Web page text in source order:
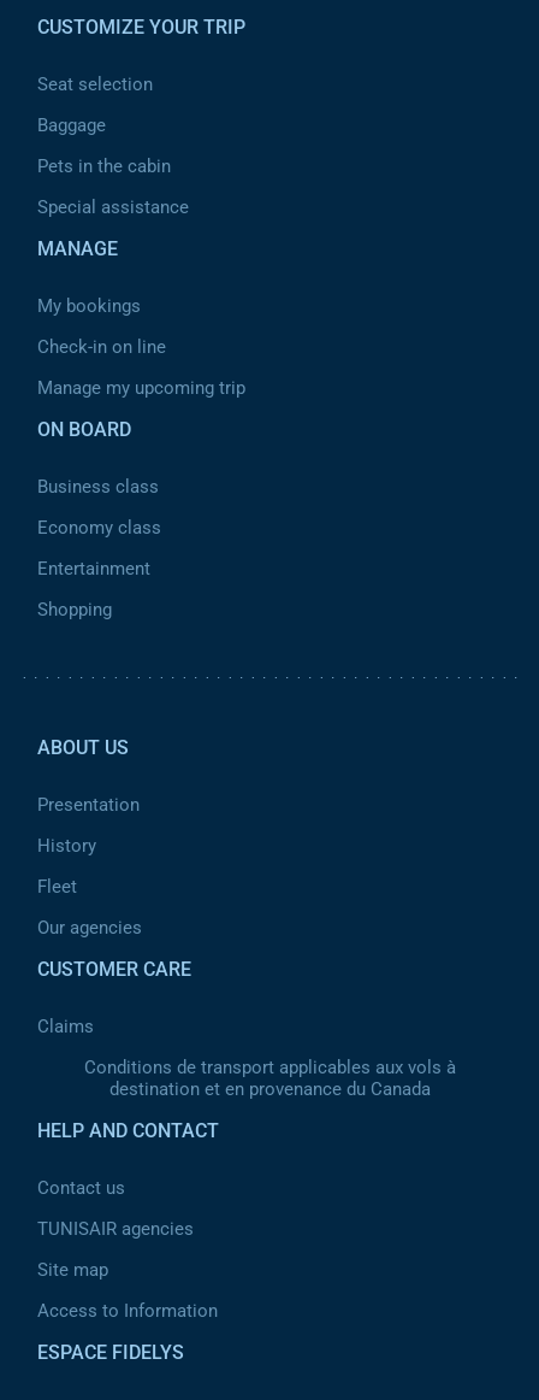
CUSTOMIZE YOUR TRIP
Seat selection
Baggage
Pets in the cabin
Special assistance
MANAGE
My bookings
Check-in on line
Manage my upcoming trip
ON BOARD
Business class
Economy class
Entertainment
Shopping
ABOUT US
Presentation
History
Fleet
Our agencies
CUSTOMER CARE
Claims
Conditions de transport applicables aux vols à
destination et en provenance du Canada
HELP AND CONTACT
Contact us
TUNISAIR agencies
Site map
Access to Information
ESPACE FIDELYS